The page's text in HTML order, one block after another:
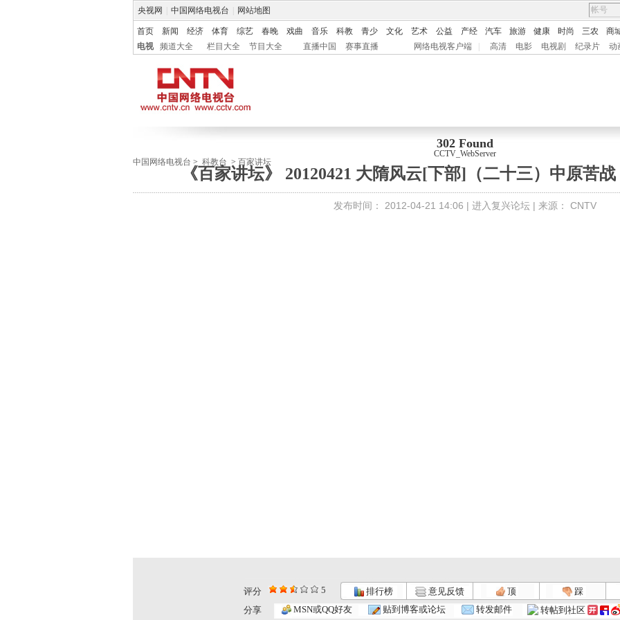
央视网 中国网络电视台 网站地图
首页 新闻 经济 体育 综艺 春晚 戏曲 音乐 科教 青少 文化 艺术 公益 产经 汽车 旅游 健康 时尚 三农
商
电视
频道大全 栏目大全 节目大全 直播中国 赛事直播 网络电视客户端 高清 电影 电视剧 纪录片 动
302 Found
CCTV_WebServer
中国网络电视台 > 科教台 > 百家讲坛
《百家讲坛》 20120421 大隋风云[下部]（二十三）中原苦战
发布时间： 2012-04-21 14:06 | 进入复兴论坛 | 来源： CNTV
评分 5 排行榜 意见反馈 顶
踩
分享
MSN或QQ好友 贴到博客或论坛 转发邮件 转帖到社区